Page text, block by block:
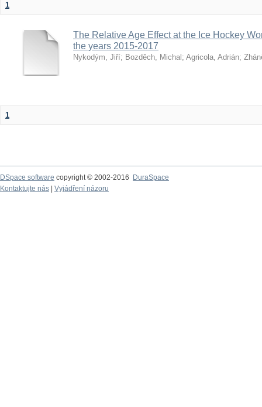
1
The Relative Age Effect at the Ice Hockey
the years 2015-2017
Nykodým, Jiří; Bozděch, Michal ; Agricola, Adrián;
1
DSpace software copyright © 2002-2016
DuraSpace
Kontaktujte nás
Vyjádření názoru